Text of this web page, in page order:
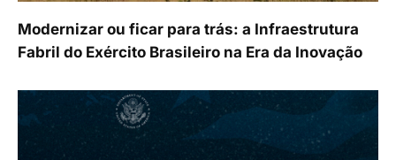
Modernizar ou ficar para trás: a Infraestrutura
Fabril do Exército Brasileiro na Era da Inovação